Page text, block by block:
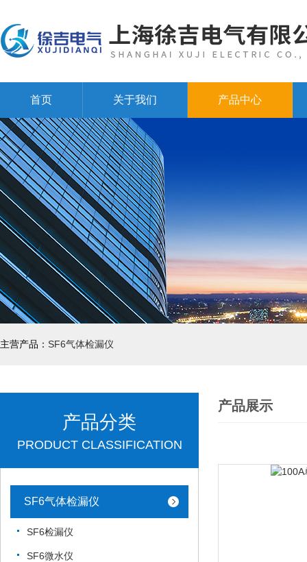
首页 关于我们 产品中心
主营产品： SF6气体检漏仪
产品分类
PRODUCT CLASSIFICATION
SF6气体检漏仪
SF6检漏仪
SF6微水仪
产品展示